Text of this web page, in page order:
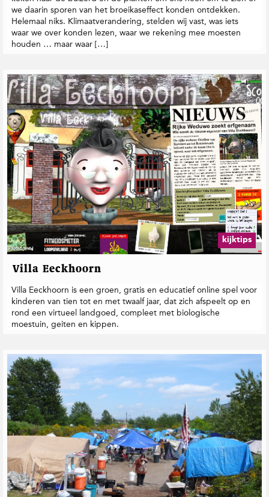
we daarin sporen van het broeikaseffect konden ontdekken.
Helemaal niks. Klimaatverandering, stelden wij vast, was iets
waar we over konden lezen, waar we rekening mee moesten
houden … maar waar […]
kijktips
Villa Eeckhoorn
Villa Eeckhoorn is een groen, gratis en educatief online spel voor
kinderen van tien tot en met twaalf jaar, dat zich afspeelt op en
rond een virtueel landgoed, compleet met biologische
moestuin, geiten en kippen.